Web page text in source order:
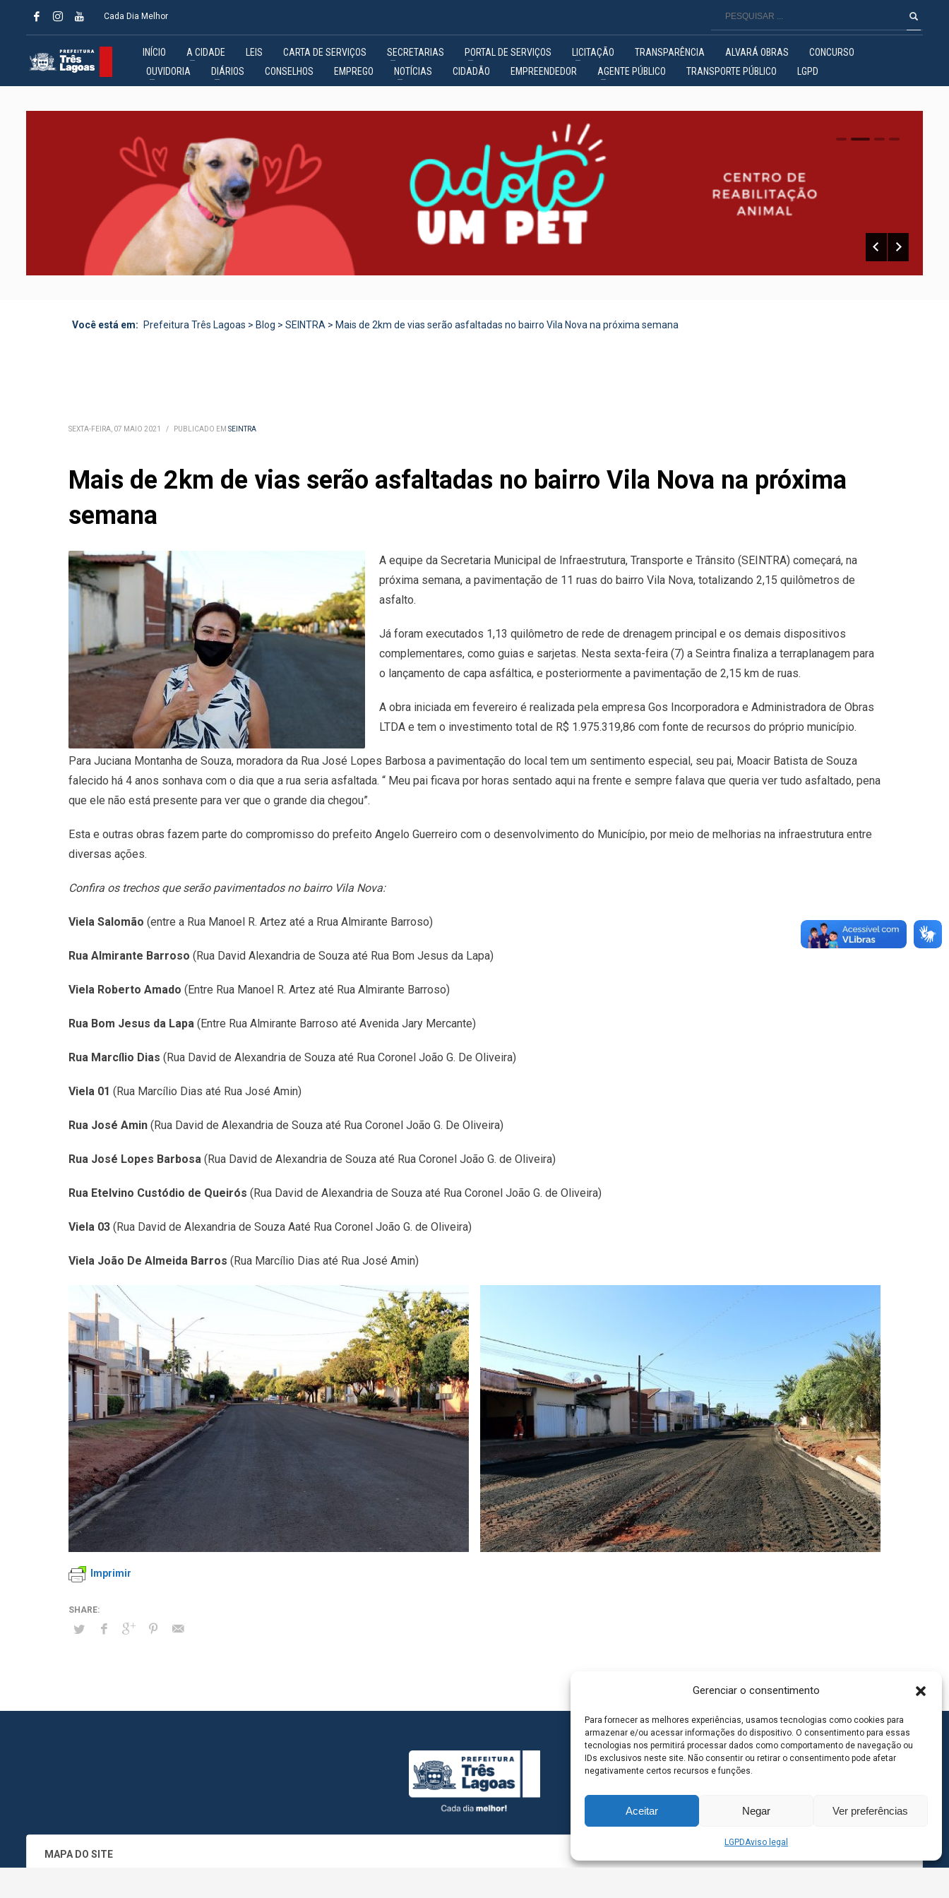
Gerenciar o consentimento
Para fornecer as melhores experiências, usamos tecnologias como cookies para
armazenar e/ou acessar informações do dispositivo. O consentimento para essas
tecnologias nos permitirá processar dados como comportamento de navegação ou
IDs exclusivos neste site. Não consentir ou retirar o consentimento pode afetar
negativamente certos recursos e funções.
Aceitar Negar Ver preferências
LGPDAviso legal
Cada Dia Melhor
INÍCIO A CIDADE LEIS CARTA DE SERVIÇOS SECRETARIAS PORTAL DE SERVIÇOS LICITAÇÃO TRANSPARÊNCIA ALVARÁ OBRAS
CONCURSO
OUVIDORIA
DIÁRIOS CONSELHOS EMPREGO NOTÍCIAS CIDADÃO EMPREENDEDOR AGENTE PÚBLICO TRANSPORTE PÚBLICO LGPD
0 1 2
Você está em: Prefeitura Três Lagoas > Blog > SEINTRA > Mais de 2km de vias serão asfaltadas no bairro Vila Nova na próxima semana
SEXTA-FEIRA, 07 MAIO 2021 / PUBLICADO EM SEINTRA
Mais de 2km de vias serão asfaltadas no bairro Vila Nova na próxima
semana
A equipe da Secretaria Municipal de Infraestrutura, Transporte e Trânsito (SEINTRA) começará, na
próxima semana, a pavimentação de 11 ruas do bairro Vila Nova, totalizando 2,15 quilômetros de
asfalto.
Já foram executados 1,13 quilômetro de rede de drenagem principal e os demais dispositivos
complementares, como guias e sarjetas. Nesta sexta-feira (7) a Seintra finaliza a terraplanagem para
o lançamento de capa asfáltica, e posteriormente a pavimentação de 2,15 km de ruas.
A obra iniciada em fevereiro é realizada pela empresa Gos Incorporadora e Administradora de Obras
LTDA e tem o investimento total de R$ 1.975.319,86 com fonte de recursos do próprio município.
Para Juciana Montanha de Souza, moradora da Rua José Lopes Barbosa a pavimentação do local tem um sentimento especial, seu pai, Moacir Batista de Souza
falecido há 4 anos sonhava com o dia que a rua seria asfaltada. “ Meu pai ficava por horas sentado aqui na frente e sempre falava que queria ver tudo asfaltado, pena
que ele não está presente para ver que o grande dia chegou”.
Esta e outras obras fazem parte do compromisso do prefeito Angelo Guerreiro com o desenvolvimento do Município, por meio de melhorias na infraestrutura entre
diversas ações.
Confira os trechos que serão pavimentados no bairro Vila Nova:
Viela Salomão (entre a Rua Manoel R. Artez até a Rrua Almirante Barroso)
Rua Almirante Barroso (Rua David Alexandria de Souza até Rua Bom Jesus da Lapa)
Viela Roberto Amado (Entre Rua Manoel R. Artez até Rua Almirante Barroso)
Rua Bom Jesus da Lapa (Entre Rua Almirante Barroso até Avenida Jary Mercante)
Rua Marcílio Dias (Rua David de Alexandria de Souza até Rua Coronel João G. De Oliveira)
Viela 01 (Rua Marcílio Dias até Rua José Amin)
Rua José Amin (Rua David de Alexandria de Souza até Rua Coronel João G. De Oliveira)
Rua José Lopes Barbosa (Rua David de Alexandria de Souza até Rua Coronel João G. de Oliveira)
Rua Etelvino Custódio de Queirós (Rua David de Alexandria de Souza até Rua Coronel João G. de Oliveira)
Viela 03 (Rua David de Alexandria de Souza Aaté Rua Coronel João G. de Oliveira)
Viela João De Almeida Barros (Rua Marcílio Dias até Rua José Amin)
Imprimir
MAPA DO SITE